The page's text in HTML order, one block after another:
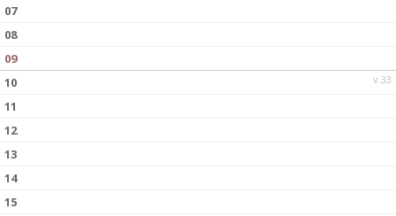
07
08
09
v.33
10
11
12
13
14
15